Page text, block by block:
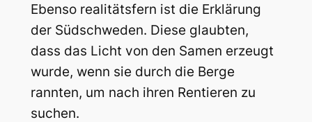
Ebenso realitätsfern ist die Erklärung
der Südschweden. Diese glaubten,
dass das Licht von den Samen erzeugt
wurde, wenn sie durch die Berge
rannten, um nach ihren Rentieren zu
suchen.